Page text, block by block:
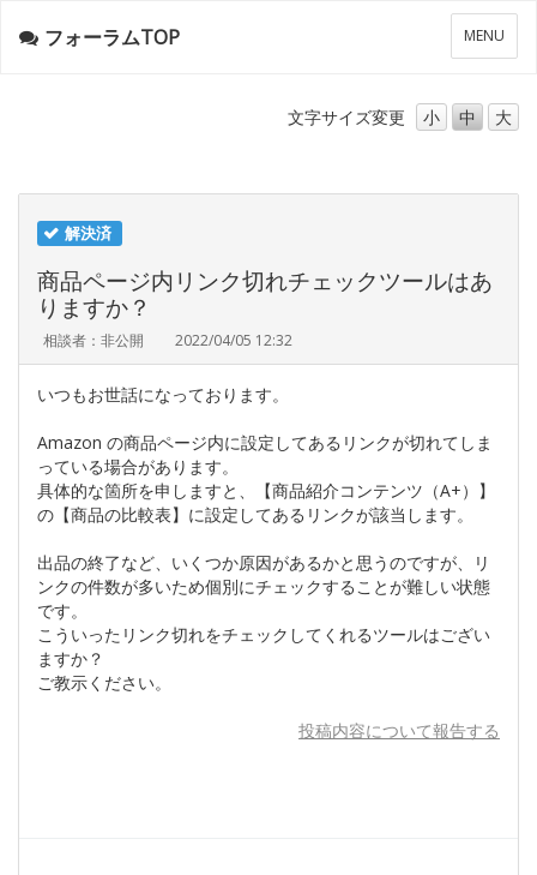
メ
ニ
ー
MENU
フォーラムTOP
文字サイズ変更 小 中 大
解決済
商品ページ内リンク切れチェックツールはあ
りますか？
相談者：非公開 2022/04/05 12:32
いつもお世話になっております。
Amazon の商品ページ内に設定してあるリンクが切れてしま
っている場合があります。
具体的な箇所を申しますと、【商品紹介コンテンツ（A+）】
の【商品の比較表】に設定してあるリンクが該当します。
出品の終了など、いくつか原因があるかと思うのですが、リ
ンクの件数が多いため個別にチェックすることが難しい状態
です。
こういったリンク切れをチェックしてくれるツールはござい
ますか？
ご教示ください。
投稿内容について報告する